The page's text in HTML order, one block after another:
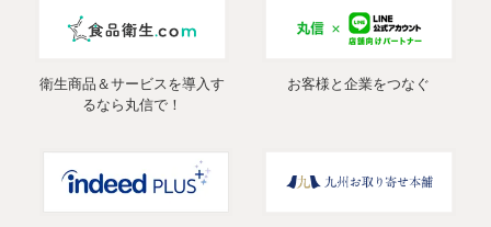
衛生商品＆サービスを導入す
るなら丸信で！
お客様と企業をつなぐ